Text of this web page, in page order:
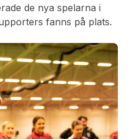
de nya spelarna i
fanns på plats.